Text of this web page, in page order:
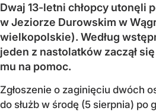
Dwaj 13-letni chłopcy utonęli
w Jeziorze Durowskim w
wielkopolskie). Według
jeden z nastolatków zaczął
mu na pomoc.
Zgłoszenie o zaginięciu dwóch
do służb w środę (5 sierpnia) po